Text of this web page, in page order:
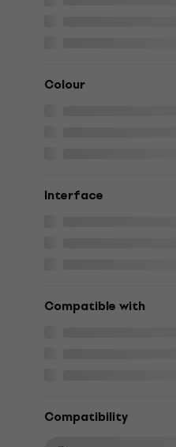
Colour
Interface
Compatible with
Compatibility